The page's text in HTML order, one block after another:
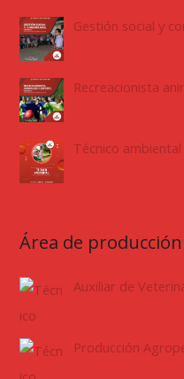
Gestión social y
Recreacionista
Técnico ambiental
Área de
Auxiliar de
Producción